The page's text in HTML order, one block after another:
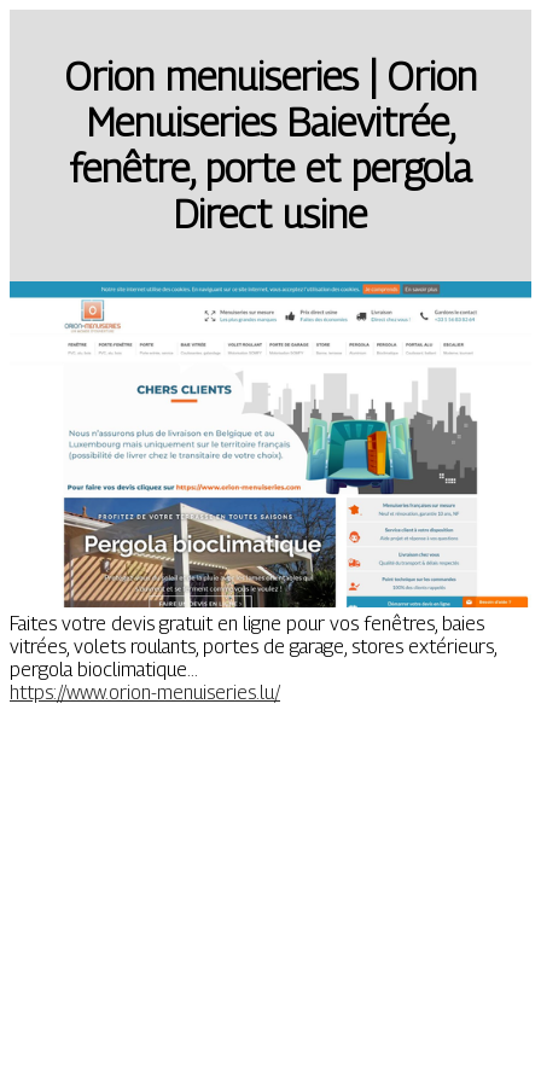
Orion menuiseries | Orion
Menuiseries Baievitrée,
fenêtre, porte et pergola
Direct usine
Faites votre devis gratuit en ligne pour vos fenêtres, baies
vitrées, volets roulants, portes de garage, stores extérieurs,
pergola bioclimatique...
https://www.orion-menuiseries.lu/